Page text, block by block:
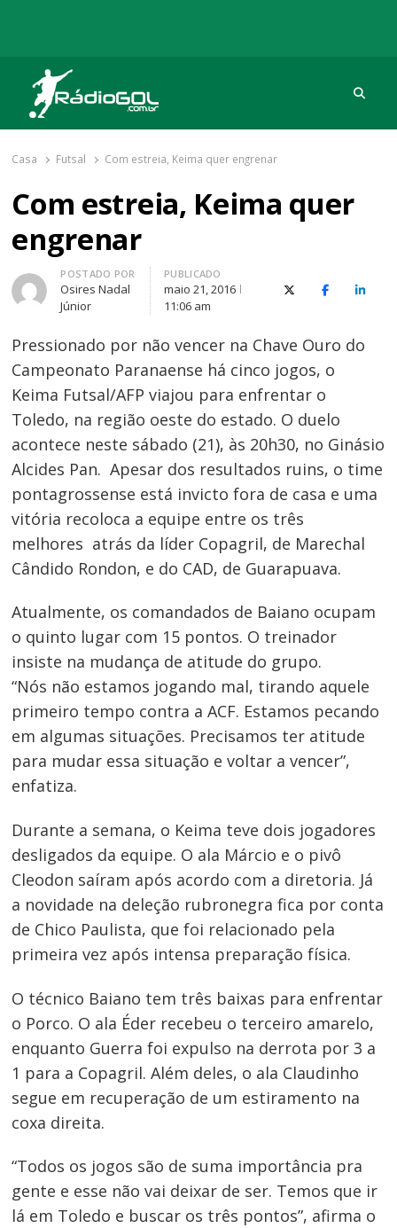
Rádio Gol
Há mais de 20 anos com as melhores coberturas
Casa Futsal Com estreia, Keima quer engrenar
Com estreia, Keima quer
engrenar
Autor
POSTADO POR
Osires Nadal
Júnior
PUBLICADO
maio 21, 2016
11:06 am
X (Twitter)Facebook
O
Pressionado por não vencer na Chave Ouro do
Campeonato Paranaense há cinco jogos, o
Keima Futsal/AFP viajou para enfrentar o
Toledo, na região oeste do estado. O duelo
acontece neste sábado (21), às 20h30, no Ginásio
Alcides Pan. Apesar dos resultados ruins, o time
ponta­grossense está invicto fora de casa e uma
vitória recoloca a equipe entre os três
melhores ­ atrás da líder Copagril, de Marechal
Cândido Rondon, e do CAD, de Guarapuava.
Atualmente, os comandados de Baiano ocupam
o quinto lugar com 15 pontos. O treinador
insiste na mudança de atitude do grupo.
“Nós não estamos jogando mal, tirando aquele
primeiro tempo contra a ACF. Estamos pecando
em algumas situações. Precisamos ter atitude
para mudar essa situação e voltar a vencer”,
enfatiza.
Durante a semana, o Keima teve dois jogadores
desligados da equipe. O ala Márcio e o pivô
Cleodon saíram após acordo com a diretoria. Já
a novidade na deleção rubro­negra fica por conta
de Chico Paulista, que foi relacionado pela
primeira vez após intensa preparação física.
O técnico Baiano tem três baixas para enfrentar
o Porco. O ala Éder recebeu o terceiro amarelo,
enquanto Guerra foi expulso na derrota por 3 a
1 para a Copagril. Além deles, o ala Claudinho
segue em recuperação de um estiramento na
coxa direita.
“Todos os jogos são de suma importância pra
gente e esse não vai deixar de ser. Temos que ir
lá em Toledo e buscar os três pontos”, afirma o
Navegação
de
Post